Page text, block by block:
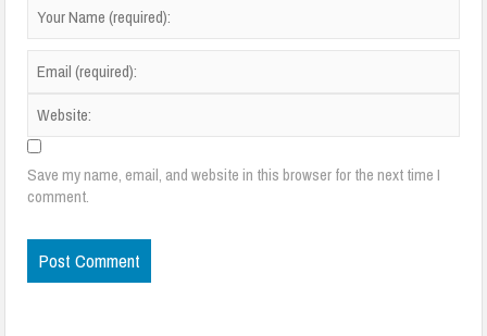
Save my name, email, and website in this browser for the next time I
comment.